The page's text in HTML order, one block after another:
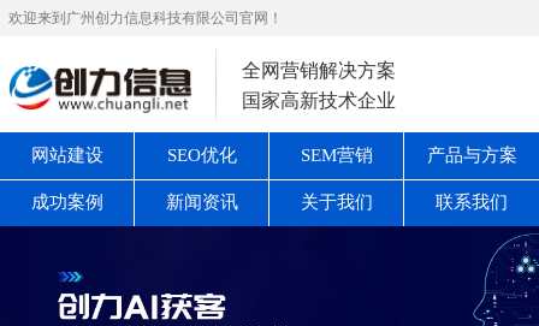
欢迎来到广州创力信息科技有限公司官网！
全网营销解决方案
国家高新技术企业
网站建设 SEO优化 SEM营销 产品与方案
成功案例 新闻资讯 关于我们 联系我们